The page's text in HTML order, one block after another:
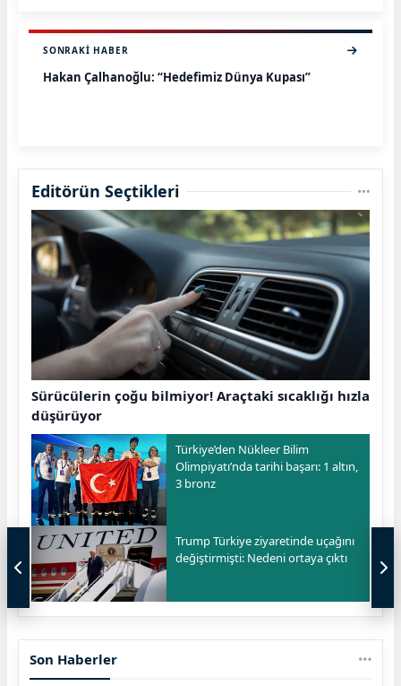
SONRAKI HABER
Hakan Çalhanoğlu: “Hedefimiz Dünya Kupası”
Editörün Seçtikleri
Sürücülerin çoğu bilmiyor! Araçtaki sıcaklığı hızla
düşürüyor
Türkiye’den Nükleer Bilim
Olimpiyatı’nda tarihi başarı: 1 altın,
3 bronz
Trump Türkiye ziyaretinde uçağını
değiştirmişti: Nedeni ortaya çıktı
Son Haberler